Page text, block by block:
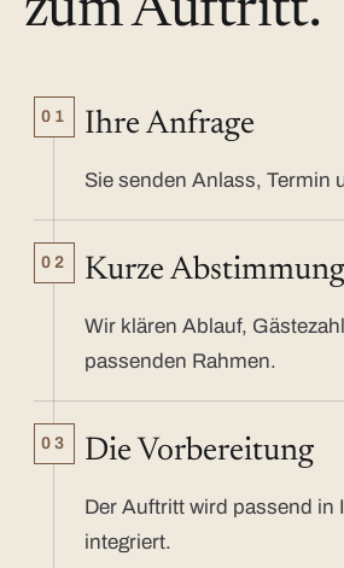
zum Auftritt.
01 Ihre Anfrage
Sie senden Anlass, Termin
02 Kurze Abstimmung
Wir klären Ablauf,
passenden Rahmen.
03 Die Vorbereitung
Der Auftritt wird passend in
integriert.